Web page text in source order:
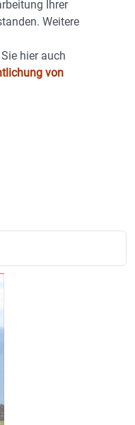
Ihrer
Weitere
hier auch
von